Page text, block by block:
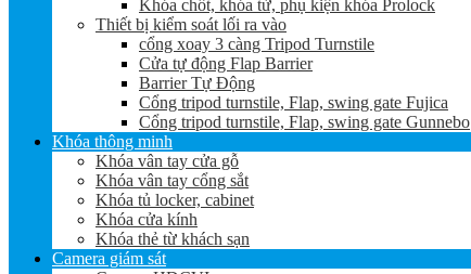
Khóa chốt, khóa từ, phụ kiện khóa Prolock
Thiết bị kiểm soát lối ra vào
cổng xoay 3 càng Tripod Turnstile
Cửa tự động Flap Barrier
Barrier Tự Động
Cổng tripod turnstile, Flap, swing gate Fujica
Cổng tripod turnstile, Flap, swing gate Gunnebo
Khóa thông minh
Khóa vân tay cửa gỗ
Khóa vân tay cổng sắt
Khóa tủ locker, cabinet
Khóa cửa kính
Khóa thẻ từ khách sạn
Camera giám sát